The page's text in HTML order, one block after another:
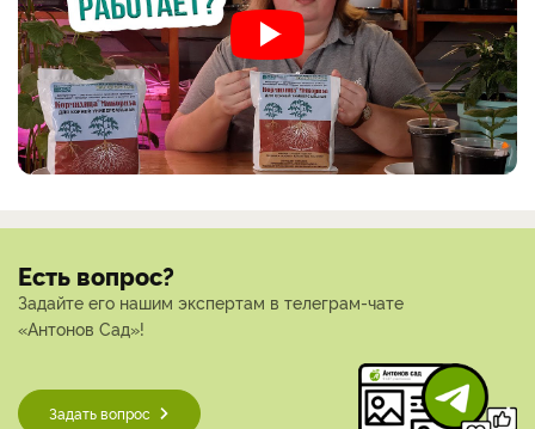
Есть вопрос?
Задайте его нашим экспертам в телеграм-чате
«Антонов Сад»!
Задать вопрос